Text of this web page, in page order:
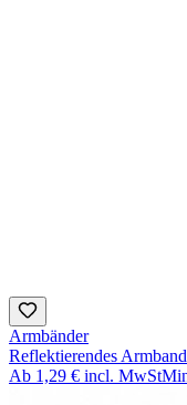
Armbänder
Reflektierendes
Ab 1,29 € incl. MwSt